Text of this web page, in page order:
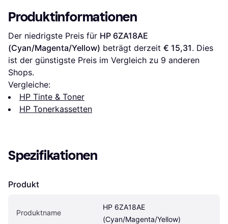
Produktinformationen
Der niedrigste Preis für HP 6ZA18AE
(Cyan/Magenta/Yellow) beträgt derzeit € 15,31. Dies
ist der günstigste Preis im Vergleich zu 9 anderen
Shops.
Vergleiche:
HP Tinte & Toner
HP Tonerkassetten
Spezifikationen
Produkt
Produktname
HP 6ZA18AE
(Cyan/Magenta/Yellow)